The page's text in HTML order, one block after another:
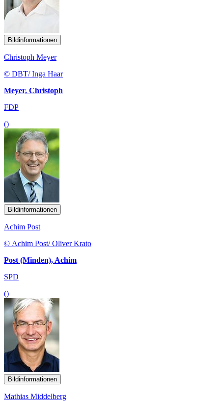
Bildinformationen
Christoph Meyer
© DBT/ Inga Haar
Meyer, Christoph
FDP
()
Bildinformationen
Achim Post
© Achim Post/ Oliver Krato
Post (Minden), Achim
SPD
()
Bildinformationen
Mathias Middelberg